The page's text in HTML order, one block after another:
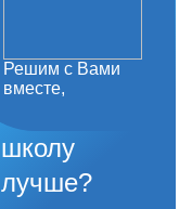
Решим с Вами
вместе,
как
школу
лучше?